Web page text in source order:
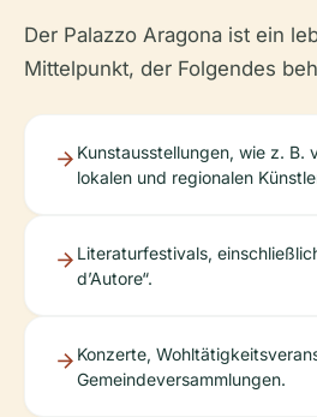
Der Palazzo Aragona ist ein
Mittelpunkt, der Folgendes
Kunstausstellungen, wie z. B.
lokalen und regionalen
Literaturfestivals,
d’Autore“.
Konzerte,
Gemeindeversammlungen.